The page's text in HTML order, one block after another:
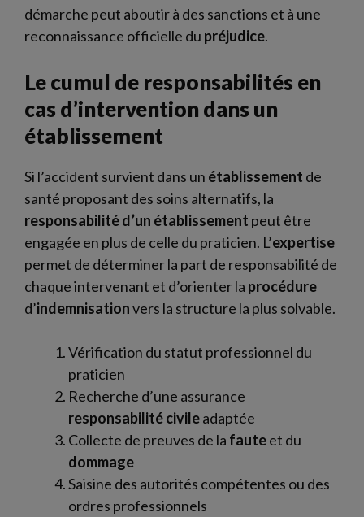
démarche peut aboutir à des sanctions et à une
reconnaissance officielle du préjudice.
Le cumul de responsabilités en
cas d’intervention dans un
établissement
Si l’accident survient dans un établissement de
santé proposant des soins alternatifs, la
responsabilité d’un établissement peut être
engagée en plus de celle du praticien. L’expertise
permet de déterminer la part de responsabilité de
chaque intervenant et d’orienter la procédure
d’indemnisationvers la structure la plus solvable.
Vérification du statut professionnel du
praticien
Recherche d’une assurance
responsabilité civileadaptée
Collecte de preuves de la fauteet du
dommage
Saisine des autorités compétentes ou des
ordres professionnels